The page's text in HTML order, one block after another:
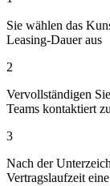
Sie wählen das
Leasing-Dauer aus
2
Vervollständigen
Teams kontaktiert
3
Nach der
Vertragslaufzeit